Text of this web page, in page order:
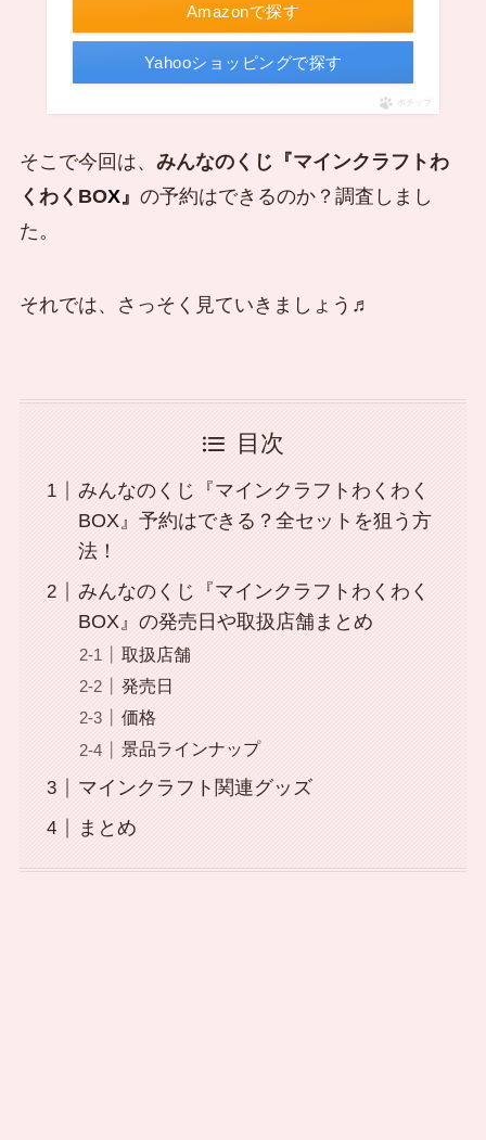
Amazonで探す
Yahooショッピングで探す
ポチップ
そこで今回は、 みんなのくじ『マインクラフトわ
くわくBOX』 の予約はできるのか？調査しまし
た。
それでは、さっそく見ていきましょう♬
目次
みんなのくじ『マインクラフトわくわく
BOX』予約はできる？全セットを狙う方
法！
みんなのくじ『マインクラフトわくわく
BOX』の発売日や取扱店舗まとめ
取扱店舗
発売日
価格
景品ラインナップ
マインクラフト関連グッズ
まとめ